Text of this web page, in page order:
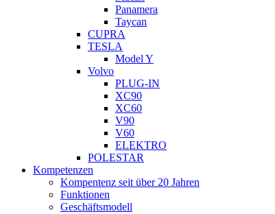
Panamera
Taycan
CUPRA
TESLA
Model Y
Volvo
PLUG-IN
XC90
XC60
V90
V60
ELEKTRO
POLESTAR
Kompetenzen
Kompentenz seit über 20 Jahren
Funktionen
Geschäftsmodell